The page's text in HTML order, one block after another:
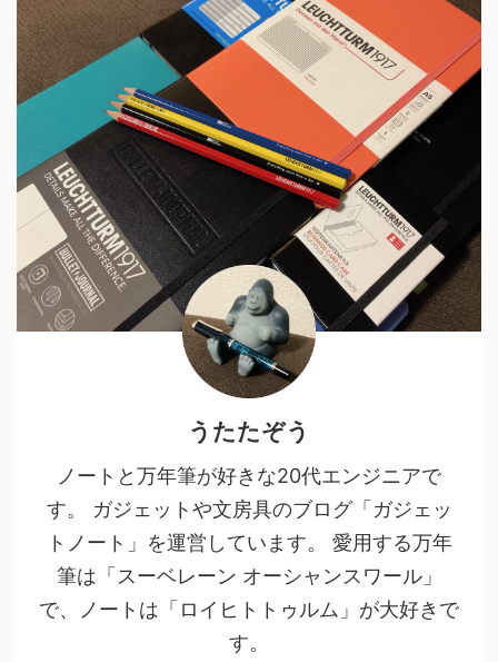
うたたぞう
ノートと万年筆が好きな20代エンジニアで
す。 ガジェットや文房具のブログ「ガジェッ
トノート」を運営しています。 愛用する万年
筆は「スーベレーン オーシャンスワール」
で、ノートは「ロイヒトトゥルム」が大好きで
す。